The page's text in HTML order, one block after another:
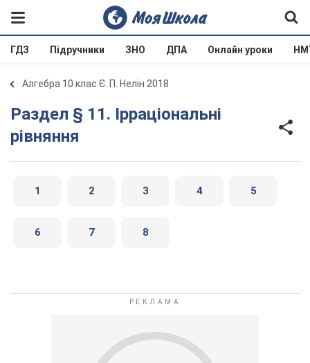
ГДЗ Підручники ЗНО ДПА Онлайн уроки
Алгебра 10 клас Є. П. Нелін 2018
Раздел § 11. Ірраціональні
рівняння
1 2 3 4 5
6 7 8